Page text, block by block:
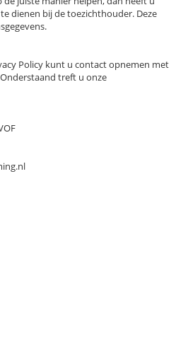
dienen bij de toezichthouder. Deze
Policy kunt u contact opnemen met
treft u onze